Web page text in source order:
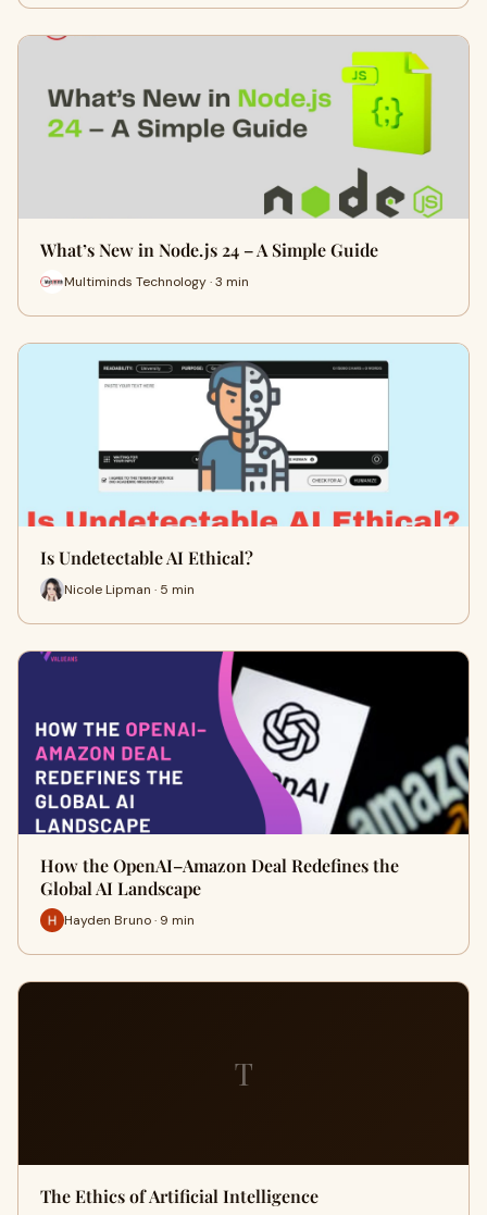
What’s New in Node.js 24 – A Simple Guide
Multiminds Technology · 3 min
Is Undetectable AI Ethical?
Nicole Lipman · 5 min
How the OpenAI–Amazon Deal Redefines the
Global AI Landscape
Hayden Bruno · 9 min
T
The Ethics of Artificial Intelligence